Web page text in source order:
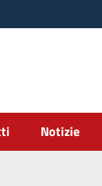
Notizie